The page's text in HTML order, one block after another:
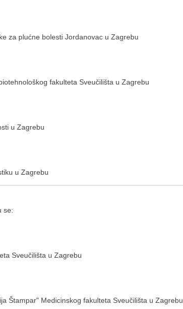
za plućne bolesti Jordanovac u Zagrebu
fakulteta Sveučilišta u Zagrebu
u Zagrebu
u Zagrebu
se:
Sveučilišta u Zagrebu
Štampar" Medicinskog fakulteta Sveučilišta u Zagrebu